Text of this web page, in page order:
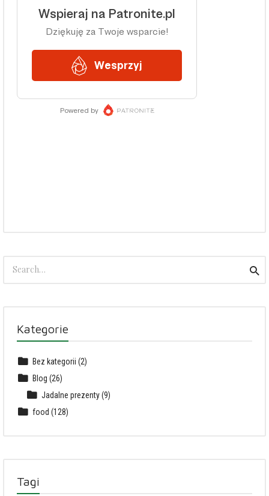
for:
Kategorie
Bez kategorii (2)
Blog (26)
Jadalne prezenty(9)
food (128)
Tagi